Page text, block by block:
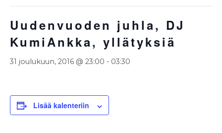
Uudenvuoden juhla, DJ
KumiAnkka, yllätyksiä
31 joulukuun, 2016 @ 23:00 - 03:30
Lisää kalenteriin